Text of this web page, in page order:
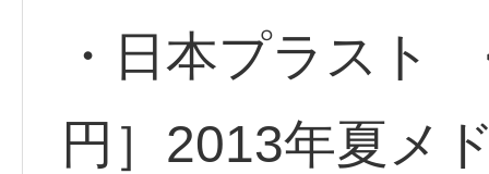
・日本プラスト
円］2013年夏メ